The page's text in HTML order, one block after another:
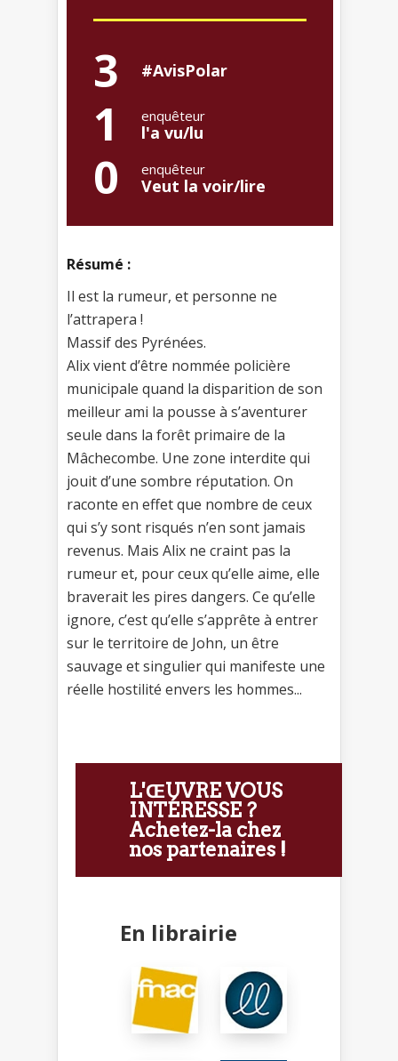
3 #AvisPolar
1 enquêteur
l'a vu/lu
0 enquêteur
Veut la voir/lire
Résumé :
Il est la rumeur, et personne ne
l’attrapera !
Massif des Pyrénées.
Alix vient d’être nommée policière
municipale quand la disparition de son
meilleur ami la pousse à s’aventurer
seule dans la forêt primaire de la
Mâchecombe. Une zone interdite qui
jouit d’une sombre réputation. On
raconte en effet que nombre de ceux
qui s’y sont risqués n’en sont jamais
revenus. Mais Alix ne craint pas la
rumeur et, pour ceux qu’elle aime, elle
braverait les pires dangers. Ce qu’elle
ignore, c’est qu’elle s’apprête à entrer
sur le territoire de John, un être
sauvage et singulier qui manifeste une
réelle hostilité envers les hommes...
L'ŒUVRE VOUS
INTÉRESSE ?
Achetez-la chez
nos partenaires !
En librairie